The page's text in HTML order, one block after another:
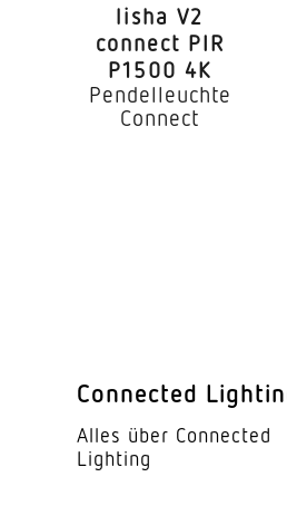
LM80
L80B10
Ohne
Active
Nein
Ja
Nein
lisha V2
connect PIR
P1500 4K
Pendelleuchte
Connect
Connected
Alles über Connected
Lighting